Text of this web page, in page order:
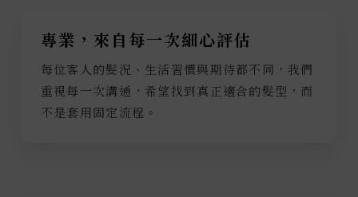
專業，來自每一次細心評估
每位客人的髮況、生活習慣與期待都不同，我們
重視每一次溝通，希望找到真正適合的髮型，而
不是套用固定流程。